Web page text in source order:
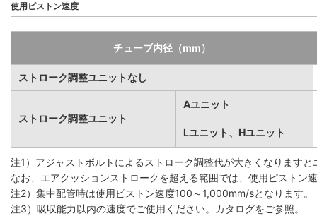
使用ピストン速度
チューブ内径（mm）
ストローク調整ユニットなし
ストローク調整ユニット
Aユニット
Lユニット、Hユニット
注1）アジャストボルトによるストローク調整代が大きくなります
なお、エアクッションストロークを超える範囲では、使用ピストン
注2）集中配管時は使用ピストン速度100～1,000mm/sとなります。
注3）吸収能力以内の速度でご使用ください。カタログをご参照。